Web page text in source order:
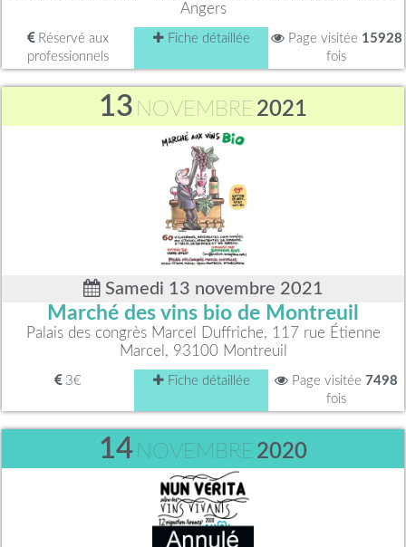
Angers
Réservé aux
professionnels
Fiche détaillée Page visitée 15928
fois
13 NOVEMBRE 2021
Samedi 13 novembre 2021
Marché des vins bio de Montreuil
Palais des congrès Marcel Duffriche, 117 rue Étienne
Marcel, 93100 Montreuil
3€ Fiche détaillée Page visitée 7498
fois
14 NOVEMBRE 2020